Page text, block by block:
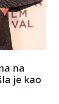
na
je kao